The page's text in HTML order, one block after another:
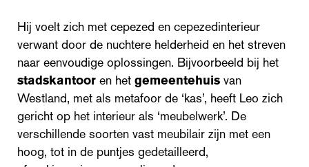
Hij voelt zich met cepezed en cepezedinterieur
verwant door de nuchtere helderheid en het streven
naar eenvoudige oplossingen. Bijvoorbeeld bij het
stadskantoor en het gemeentehuis van
Westland, met als metafoor de ‘kas’, heeft Leo zich
gericht op het interieur als ‘meubelwerk’. De
verschillende soorten vast meubilair zijn met een
hoog, tot in de puntjes gedetailleerd,